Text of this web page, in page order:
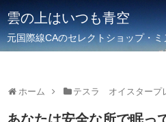
雲の上はいつも青空
元国際線CAのセレクトショップ・
ホーム テスラ オイスタープ